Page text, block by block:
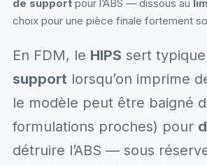
de supportpour l’ABS — dissous au
choix pour une pièce finale fortement
En FDM, le HIPS sert
supportlorsqu’on imprime
le modèle peut être baigné
formulations proches) pour
détruire l’ABS — sous